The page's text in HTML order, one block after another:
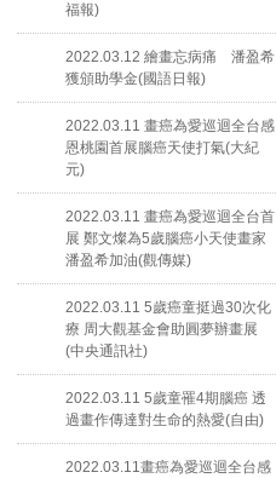
福報)
2022.03.12 繪畫忘病痛 潘盈希
獲頒助學金(國語日報)
2022.03.11 畫癌為愛巡迴全台感
恩桃園首展腦癌天使打氣(大紀
元)
2022.03.11 畫癌為愛巡迴全台首
展 鄭文燦為5歲腦癌小天使畫家
潘盈希加油(觀傳媒)
2022.03.11 5歲癌童挺過30次化
療 周大觀基金會助圓夢辦畫展
(中央通訊社)
2022.03.11 5歲童罹4期腦癌 透
過畫作傳達對生命的熱愛(自由)
2022.03.11畫癌為愛巡迴全台感